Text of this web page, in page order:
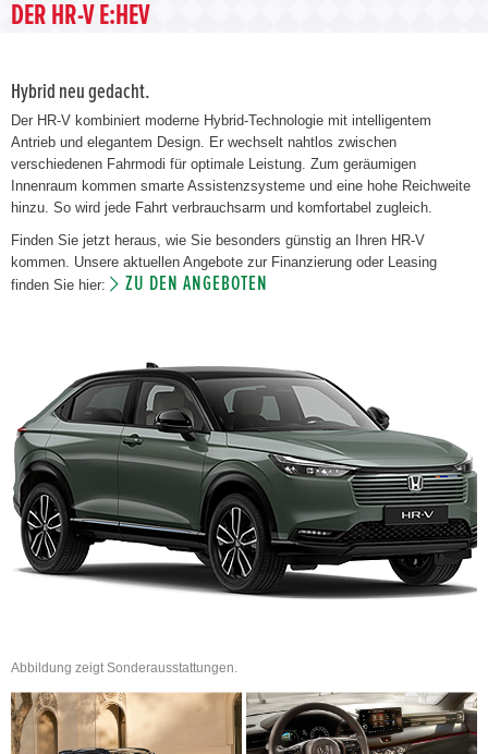
DER HR-V E:HEV
Hybrid neu gedacht.
Der HR-V kombiniert moderne Hybrid-Technologie mit intelligentem
Antrieb und elegantem Design. Er wechselt nahtlos zwischen
verschiedenen Fahrmodi für optimale Leistung. Zum geräumigen
Innenraum kommen smarte Assistenzsysteme und eine hohe Reichweite
hinzu. So wird jede Fahrt verbrauchsarm und komfortabel zugleich.
Finden Sie jetzt heraus, wie Sie besonders günstig an Ihren HR-V
kommen. Unsere aktuellen Angebote zur Finanzierung oder Leasing
finden Sie hier:
ZU DEN ANGEBOTEN
Abbildung zeigt Sonderausstattungen.